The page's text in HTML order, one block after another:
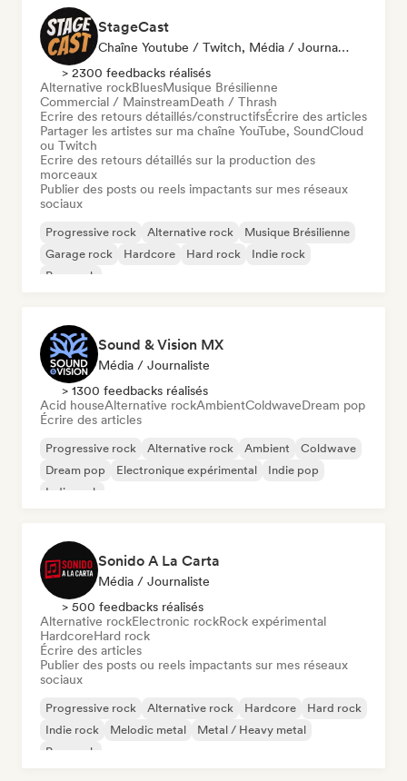
StageCast
Chaîne Youtube / Twitch, Média / Journaliste, Mentor, Influenceur·euse Sur Les Réseaux Sociaux, Spécialiste Son
> 2300 feedbacks réalisés
Alternative rockBluesMusique Brésilienne
Commercial / MainstreamDeath / Thrash
Ecrire des retours détaillés/constructifsÉcrire des articles
Partager les artistes sur ma chaîne YouTube, SoundCloud
ou Twitch
Ecrire des retours détaillés sur la production des
morceaux
Publier des posts ou reels impactants sur mes réseaux
sociaux
Progressive rock Alternative rock
Musique Brésilienne
Garage rock
Hardcore Hard rock
Indie rock
Pop punk
Sound & Vision MX
Média / Journaliste
> 1300 feedbacks réalisés
Acid houseAlternative rockAmbientColdwaveDream pop
Écrire des articles
Progressive rock Alternative rock Ambient
Coldwave
Dream pop
Electronique expérimental
Indie pop
Indie rock
Sonido A La Carta
Média / Journaliste
> 500 feedbacks réalisés
Alternative rockElectronic rockRock expérimental
HardcoreHard rock
Écrire des articles
Publier des posts ou reels impactants sur mes réseaux
sociaux
Progressive rock Alternative rock Hardcore
Hard rock
Indie rock
Melodic metal
Metal / Heavy metal
Pop punk